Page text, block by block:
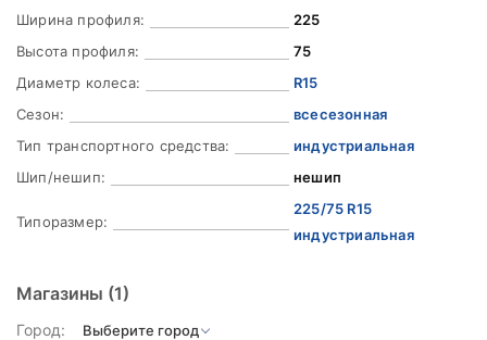
Ширина профиля:
225
Высота профиля:
75
Диаметр колеса:
R15
Сезон:
всесезонная
Тип транспортного средства:
индустриальная
Шип/нешип:
нешип
Типоразмер:
225/75 R15
индустриальная
Магазины (1)
Город: